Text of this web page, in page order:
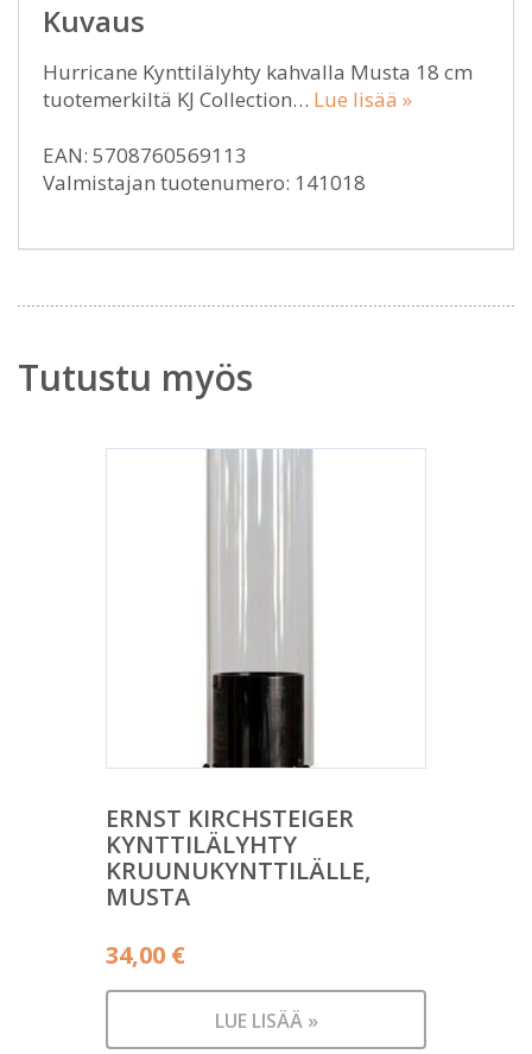
Kuvaus
Hurricane Kynttilälyhty kahvalla Musta 18 cm
tuotemerkiltä KJ Collection… Lue lisää »
EAN: 5708760569113
Valmistajan tuotenumero: 141018
Tutustu myös
ERNST KIRCHSTEIGER
KYNTTILÄLYHTY
KRUUNUKYNTTILÄLLE,
MUSTA
34,00 €
LUE LISÄÄ »